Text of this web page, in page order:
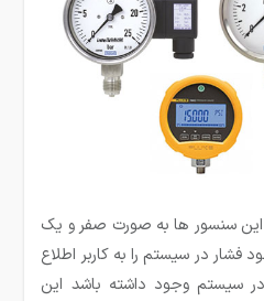
سنسور ها به صورت صفر و یک
در سیستم را به کاربر اطلاع
سیستم وجود داشته باشد این